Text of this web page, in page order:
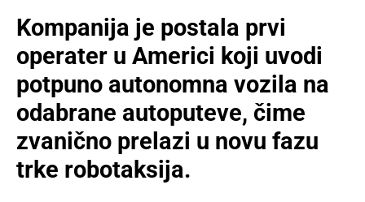
Kompanija je postala prvi
operater u Americi koji uvodi
potpuno autonomna vozila na
odabrane autoputeve, čime
zvanično prelazi u novu fazu
trke robotaksija.